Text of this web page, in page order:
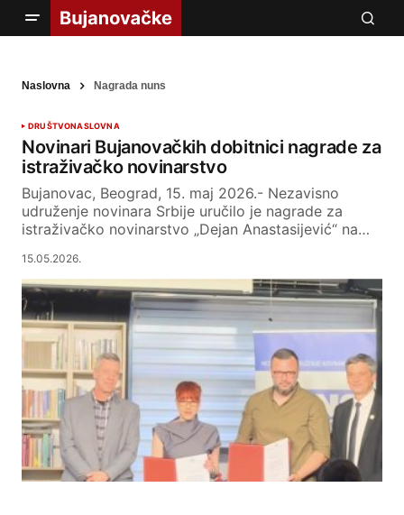
Naslovna Nagrada nuns
DRUŠTVONASLOVNA
Novinari Bujanovačkih dobitnici nagrade za
istraživačko novinarstvo
Bujanovac, Beograd, 15. maj 2026.- Nezavisno
udruženje novinara Srbije uručilo je nagrade za
istraživačko novinarstvo „Dejan Anastasijević“ na…
15.05.2026.